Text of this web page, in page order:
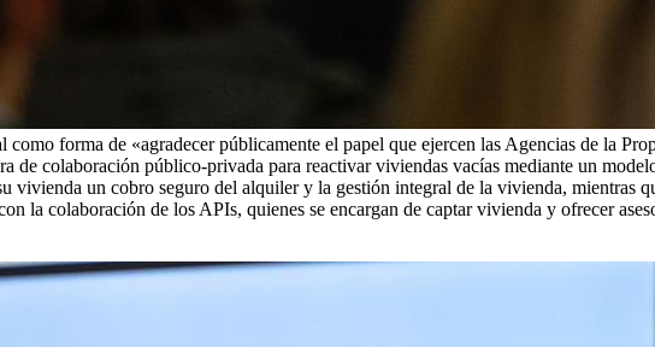
forma de «agradecer públicamente el papel que ejercen las Agencias de la
colaboración público-privada para reactivar viviendas vacías mediante un
vivienda un cobro seguro del alquiler y la gestión integral de la vivienda, mientras
la colaboración de los APIs, quienes se encargan de captar vivienda y ofrecer